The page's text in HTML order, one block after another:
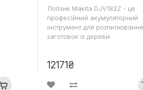
Лобзик Makita DJV182Z - це
професійний акумуляторний
інструмент для розпилювання
заготовок із дереви..
12171₴